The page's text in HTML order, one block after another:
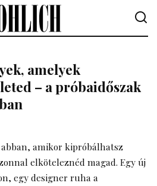
amelyek
– a próbaidőszak
amikor kipróbálhatsz
elköteleznéd magad. Egy új
egy designer ruha a